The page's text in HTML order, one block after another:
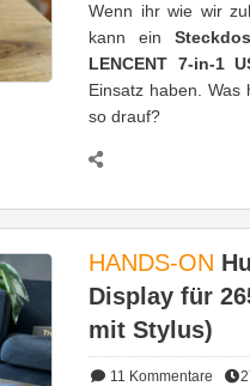
Wenn ihr wie wir
kann ein
LENCENT 7-in-1
Einsatz haben. Was
so drauf?
HANDS-ON
Display für
mit Stylus)
11 Kommentare